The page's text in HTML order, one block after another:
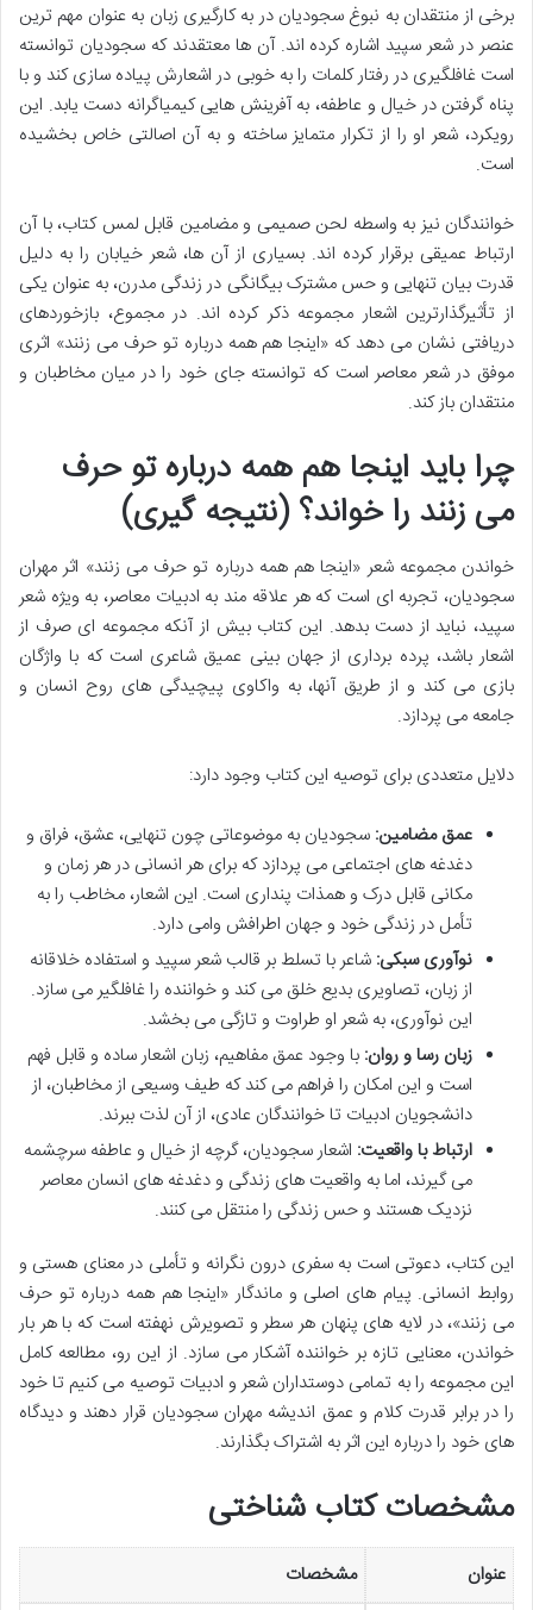
برخی از منتقدان به نبوغ سجودیان در به کارگیری زبان به عنوان مهم ترین
عنصر در شعر سپید اشاره کرده اند. آن ها معتقدند که سجودیان توانسته
است غافلگیری در رفتار کلمات را به خوبی در اشعارش پیاده سازی کند و با
پناه گرفتن در خیال و عاطفه، به آفرینش هایی کیمیاگرانه دست یابد. این
رویکرد، شعر او را از تکرار متمایز ساخته و به آن اصالتی خاص بخشیده
است.
خوانندگان نیز به واسطه لحن صمیمی و مضامین قابل لمس کتاب، با آن
ارتباط عمیقی برقرار کرده اند. بسیاری از آن ها، شعر خیابان را به دلیل
قدرت بیان تنهایی و حس مشترک بیگانگی در زندگی مدرن، به عنوان یکی
از تأثیرگذارترین اشعار مجموعه ذکر کرده اند. در مجموع، بازخوردهای
دریافتی نشان می دهد که «اینجا هم همه درباره تو حرف می زنند» اثری
موفق در شعر معاصر است که توانسته جای خود را در میان مخاطبان و
منتقدان باز کند.
چرا باید اینجا هم همه درباره تو حرف
می زنند را خواند؟ (نتیجه گیری)
خواندن مجموعه شعر «اینجا هم همه درباره تو حرف می زنند» اثر مهران
سجودیان، تجربه ای است که هر علاقه مند به ادبیات معاصر، به ویژه شعر
سپید، نباید از دست بدهد. این کتاب بیش از آنکه مجموعه ای صرف از
اشعار باشد، پرده برداری از جهان بینی عمیق شاعری است که با واژگان
بازی می کند و از طریق آنها، به واکاوی پیچیدگی های روح انسان و
جامعه می پردازد.
دلایل متعددی برای توصیه این کتاب وجود دارد:
عمق مضامین: سجودیان به موضوعاتی چون تنهایی، عشق، فراق و
دغدغه های اجتماعی می پردازد که برای هر انسانی در هر زمان و
مکانی قابل درک و همذات پنداری است. این اشعار، مخاطب را به
تأمل در زندگی خود و جهان اطرافش وامی دارد.
نوآوری سبکی: شاعر با تسلط بر قالب شعر سپید و استفاده خلاقانه
از زبان، تصاویری بدیع خلق می کند و خواننده را غافلگیر می سازد.
این نوآوری، به شعر او طراوت و تازگی می بخشد.
زبان رسا و روان: با وجود عمق مفاهیم، زبان اشعار ساده و قابل فهم
است و این امکان را فراهم می کند که طیف وسیعی از مخاطبان، از
دانشجویان ادبیات تا خوانندگان عادی، از آن لذت ببرند.
ارتباط با واقعیت: اشعار سجودیان، گرچه از خیال و عاطفه سرچشمه
می گیرند، اما به واقعیت های زندگی و دغدغه های انسان معاصر
نزدیک هستند و حس زندگی را منتقل می کنند.
این کتاب، دعوتی است به سفری درون نگرانه و تأملی در معنای هستی و
روابط انسانی. پیام های اصلی و ماندگار «اینجا هم همه درباره تو حرف
می زنند»، در لایه های پنهان هر سطر و تصویرش نهفته است که با هر بار
خواندن، معنایی تازه بر خواننده آشکار می سازد. از این رو، مطالعه کامل
این مجموعه را به تمامی دوستداران شعر و ادبیات توصیه می کنیم تا خود
را در برابر قدرت کلام و عمق اندیشه مهران سجودیان قرار دهند و دیدگاه
های خود را درباره این اثر به اشتراک بگذارند.
مشخصات کتاب شناختی
عنوان
مشخصات